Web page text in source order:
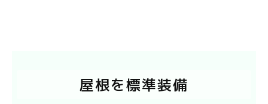
屋根を標準装備